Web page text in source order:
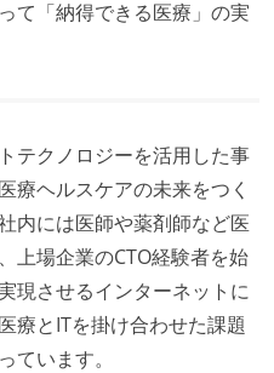
てしながら働いていたエン
裁量労働制を採用している
る
実施している
て「納得できる医療」の実
テクノロジーを活用した事
療ヘルスケアの未来をつく
内には医師や薬剤師など医
上場企業のCTO経験者を始
現させるインターネットに
療とITを掛け合わせた課題
ています。